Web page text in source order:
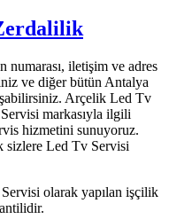
iletişim ve adres
ve diğer bütün Antalya
Arçelik Led Tv
markasıyla ilgili
hizmetini sunuyoruz.
Led Tv Servisi
olarak yapılan işçilik